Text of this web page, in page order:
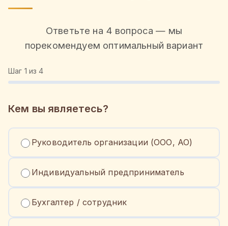
Ответьте на 4 вопроса — мы
порекомендуем оптимальный вариант
Шаг 1 из 4
Кем вы являетесь?
Руководитель организации (ООО, АО)
Индивидуальный предприниматель
Бухгалтер / сотрудник